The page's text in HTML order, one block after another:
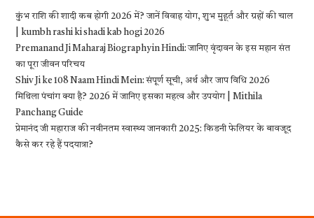
कुंभ राशि की शादी कब होगी 2026 में? जानें विवाह योग, शुभ मुहूर्त और ग्रहों की चाल
| kumbh rashi ki shadi kab hogi 2026
Premanand Ji Maharaj Biography in Hindi: जानिए वृंदावन के इस महान संत
का पूरा जीवन परिचय
Shiv Ji ke 108 Naam Hindi Mein: संपूर्ण सूची, अर्थ और जाप विधि 2026
मिथिला पंचांग क्या है? 2026 में जानिए इसका महत्व और उपयोग | Mithila
Panchang Guide
प्रेमानंद जी महाराज की नवीनतम स्वास्थ्य जानकारी 2025: किडनी फेलियर के बावजूद
कैसे कर रहे हैं पदयात्रा?